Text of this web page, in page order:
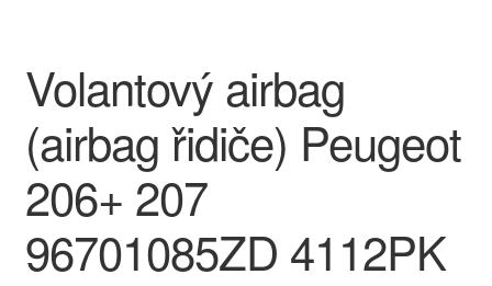
Reklamační řád
Vrakoviště Citroën
Volantový airbag
(airbag řidiče) Peugeot
206+ 207
96701085ZD 4112PK